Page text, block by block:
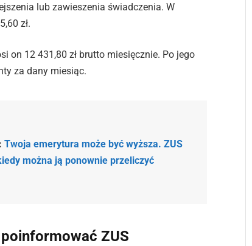
lub zawieszenia świadczenia. W
zł.
on 12 431,80 zł brutto miesięcznie. Po jego
za dany miesiąc.
Twoja emerytura może być wyższa. ZUS
można ją ponownie przeliczyć
ZUS